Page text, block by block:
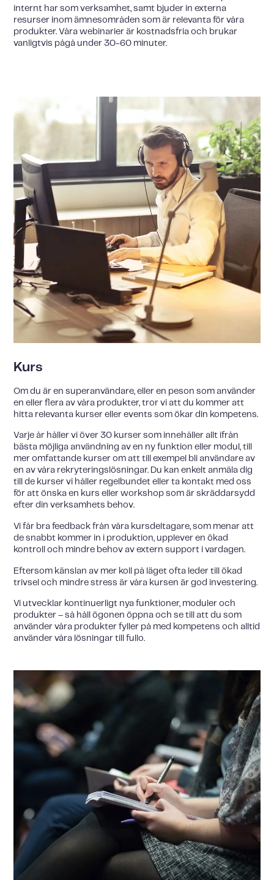
internt har som verksamhet, samt bjuder in externa
resurser inom ämnesområden som är relevanta för våra
produkter. Våra webinarier är kostnadsfria och brukar
vanligtvis pågå under 30-60 minuter.
Kurs
Om du är en superanvändare, eller en peson som använder
en eller flera av våra produkter, tror vi att du kommer att
hitta relevanta kurser eller events som ökar din kompetens.
Varje år håller vi över 30 kurser som innehåller allt ifrån
bästa möjliga användning av en ny funktion eller modul, till
mer omfattande kurser om att till exempel bli användare av
en av våra rekryteringslösningar. Du kan enkelt anmäla dig
till de kurser vi håller regelbundet eller ta kontakt med oss
för att önska en kurs eller workshop som är skräddarsydd
efter din verksamhets behov.
Vi får bra feedback från våra kursdeltagare, som menar att
de snabbt kommer in i produktion, upplever en ökad
kontroll och mindre behov av extern support i vardagen.
Eftersom känslan av mer koll på läget ofta leder till ökad
trivsel och mindre stress är våra kursen är god investering.
Vi utvecklar kontinuerligt nya funktioner, moduler och
produkter – så håll ögonen öppna och se till att du som
använder våra produkter fyller på med kompetens och alltid
använder våra lösningar till fullo.